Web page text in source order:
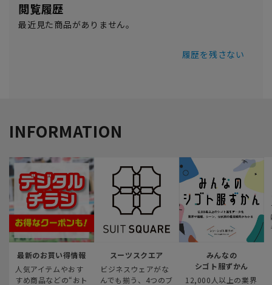
閲覧履歴
最近見た商品がありません。
履歴を残さない
INFORMATION
最新のお買い得情報
人気アイテムやおす
すめ商品などの“おト
スーツスクエア
ビジネスウェアがな
んでも揃う、4つのブ
みんなの
シゴト服ずかん
12,000人以上の業界